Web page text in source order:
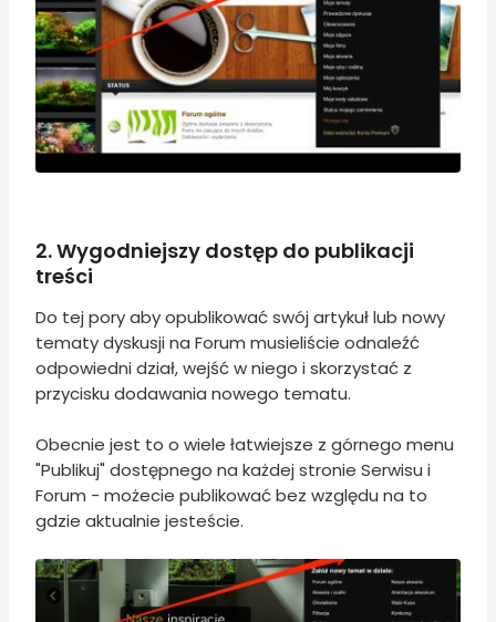
2. Wygodniejszy dostęp do publikacji
treści
Do tej pory aby opublikować swój artykuł lub nowy
tematy dyskusji na Forum musieliście odnaleźć
odpowiedni dział, wejść w niego i skorzystać z
przycisku dodawania nowego tematu.
Obecnie jest to o wiele łatwiejsze z górnego menu
"Publikuj" dostępnego na każdej stronie Serwisu i
Forum - możecie publikować bez względu na to
gdzie aktualnie jesteście.